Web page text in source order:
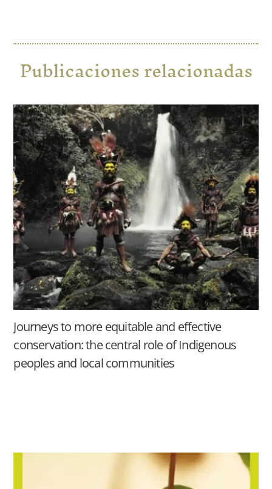
Publicaciones relacionadas
Journeys to more equitable and effective
conservation: the central role of Indigenous
peoples and local communities